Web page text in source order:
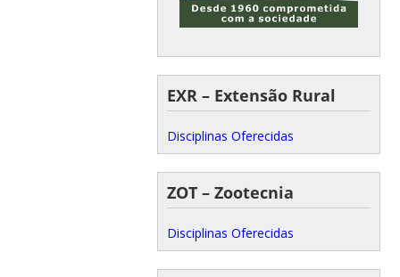
EXR – Extensão Rural
Disciplinas Oferecidas
ZOT – Zootecnia
Disciplinas Oferecidas